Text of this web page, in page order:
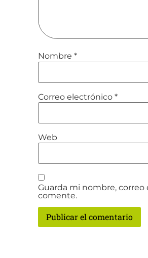
Nombre *
Correo electrónico *
Web
Guarda mi nombre,
comente.